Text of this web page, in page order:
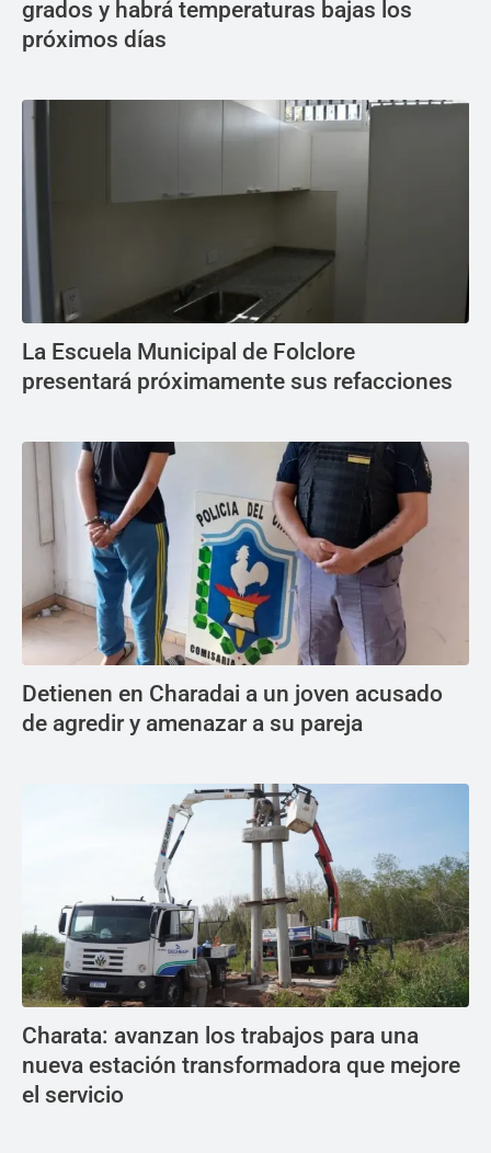
grados y habrá temperaturas bajas los
próximos días
La Escuela Municipal de Folclore
presentará próximamente sus refacciones
Detienen en Charadai a un joven acusado
de agredir y amenazar a su pareja
Charata: avanzan los trabajos para una
nueva estación transformadora que mejore
el servicio